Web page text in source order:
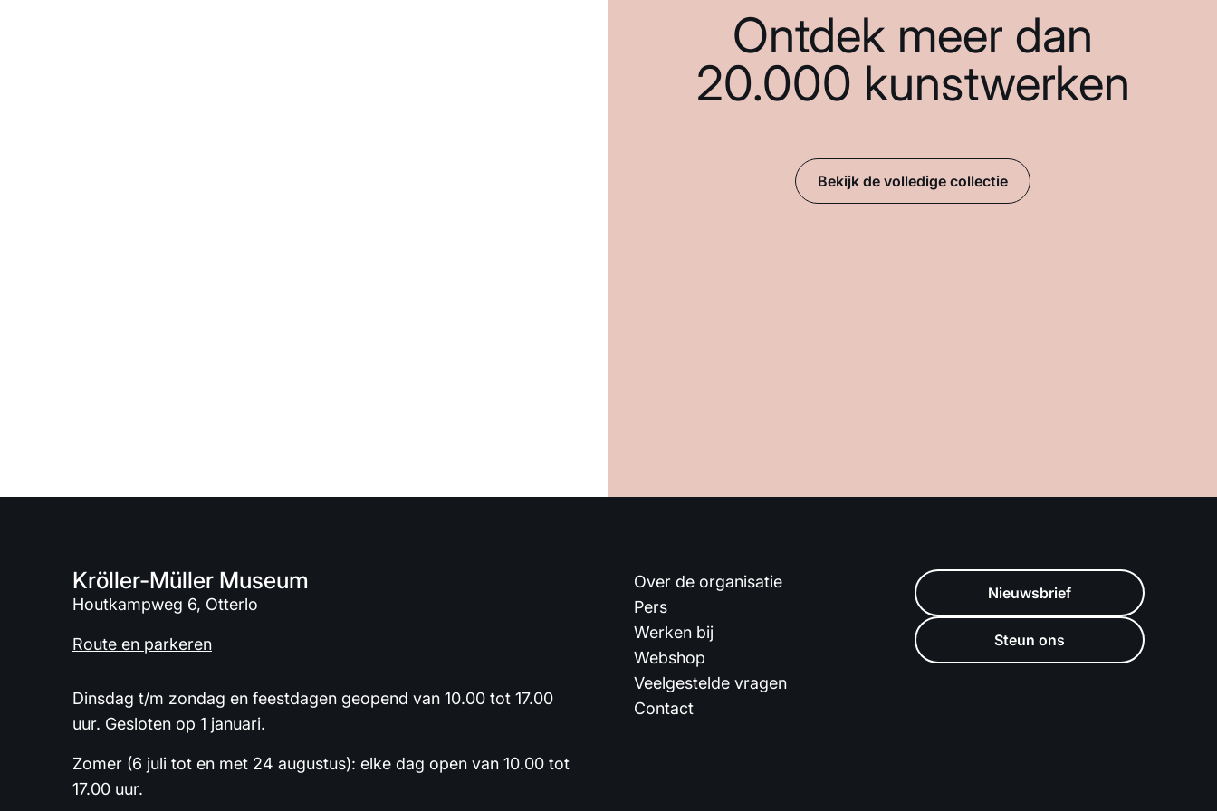
Ontdek meer dan
20.000 kunstwerken
Bekijk de volledige collectie
Kröller-Müller Museum
Houtkampweg 6, Otterlo
Route en parkeren
Dinsdag t/m zondag en feestdagen geopend van 10.00 tot 17.00
uur. Gesloten op 1 januari.
Zomer (6 juli tot en met 24 augustus): elke dag open van 10.00 tot
17.00 uur.
Over de organisatie
Pers
Werken bij
Webshop
Veelgestelde vragen
Contact
Nieuwsbrief
Steun ons